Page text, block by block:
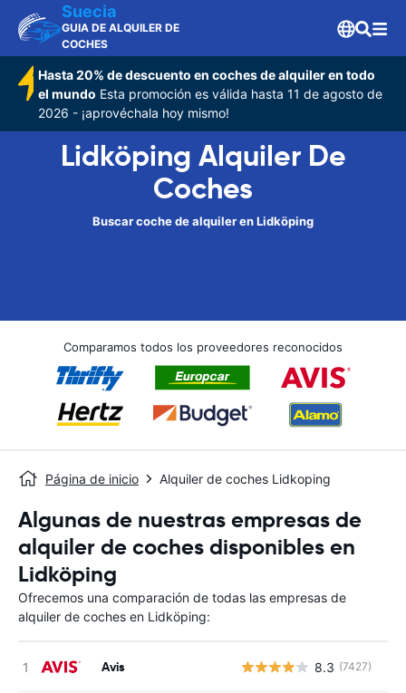
Suecia
GUIA DE ALQUILER DE
COCHES
Hasta 20% de descuento en coches de alquiler en todo
el mundo Esta promoción es válida hasta 11 de agosto de
2026 - ¡aprovéchala hoy mismo!
Lidköping Alquiler De
Coches
Buscar coche de alquiler en Lidköping
Comparamos todos los proveedores reconocidos
Página de inicio Alquiler de coches Lidkoping
Algunas de nuestras empresas de
alquiler de coches disponibles en
Lidköping
Ofrecemos una comparación de todas las empresas de
alquiler de coches en Lidköping:
Avis 8.3 (7427)